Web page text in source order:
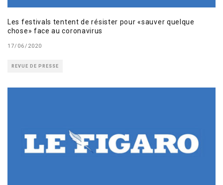
Les festivals tentent de résister pour «sauver quelque
chose» face au coronavirus
17/06/2020
REVUE DE PRESSE